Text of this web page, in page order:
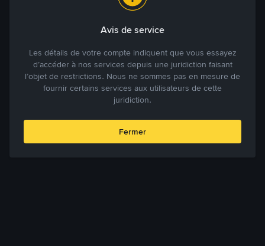
Avis de service
Les détails de votre compte indiquent que vous essayez
d’accéder à nos services depuis une juridiction faisant
l’objet de restrictions. Nous ne sommes pas en mesure de
fournir certains services aux utilisateurs de cette
juridiction.
Fermer